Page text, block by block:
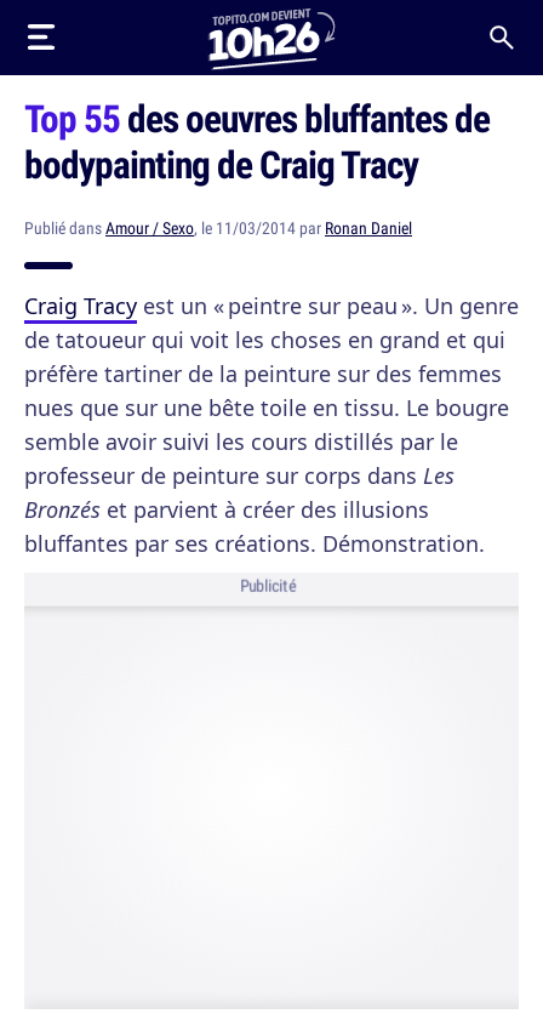
Top 55des oeuvres bluffantes de
bodypainting de Craig Tracy
Publié dansAmour / Sexo, le 11/03/2014 par Ronan Daniel
Craig Tracy est un « peintre sur peau ». Un genre
de tatoueur qui voit les choses en grand et qui
préfère tartiner de la peinture sur des femmes
nues que sur une bête toile en tissu. Le bougre
semble avoir suivi les cours distillés par le
professeur de peinture sur corps dans Les
Bronzés et parvient à créer des illusions
bluffantes par ses créations. Démonstration.
Publicité